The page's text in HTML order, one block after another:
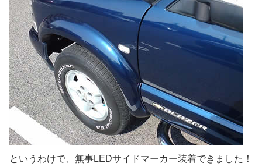
というわけで、無事LEDサイドマーカー装着できました！